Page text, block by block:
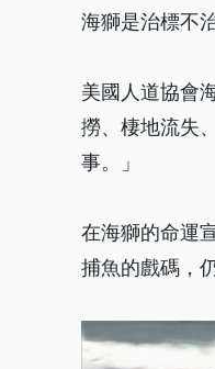
海獅是治標不治
美國人道協會
撈、棲地流失
事。」
在海獅的命運
捕魚的戲碼，